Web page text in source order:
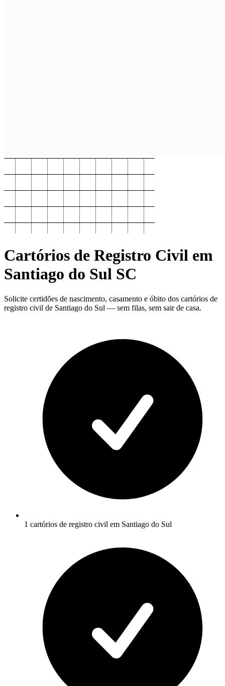
Cartórios de Registro Civil em
Santiago do Sul SC
Solicite certidões de nascimento, casamento e óbito dos cartórios de
registro civil de Santiago do Sul — sem filas, sem sair de casa.
1 cartórios de registro civil em Santiago do Sul